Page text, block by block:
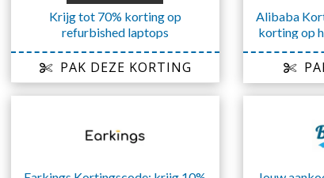
Krijg tot 70% korting op
refurbished laptops
PAK DEZE KORTING
Alibaba
korting op